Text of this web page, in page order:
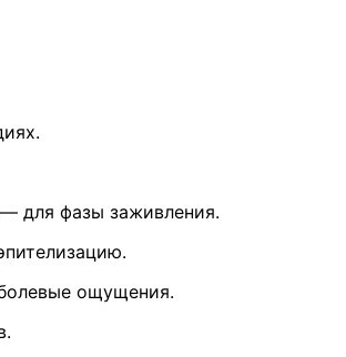
для фазы заживления.
ощущения.